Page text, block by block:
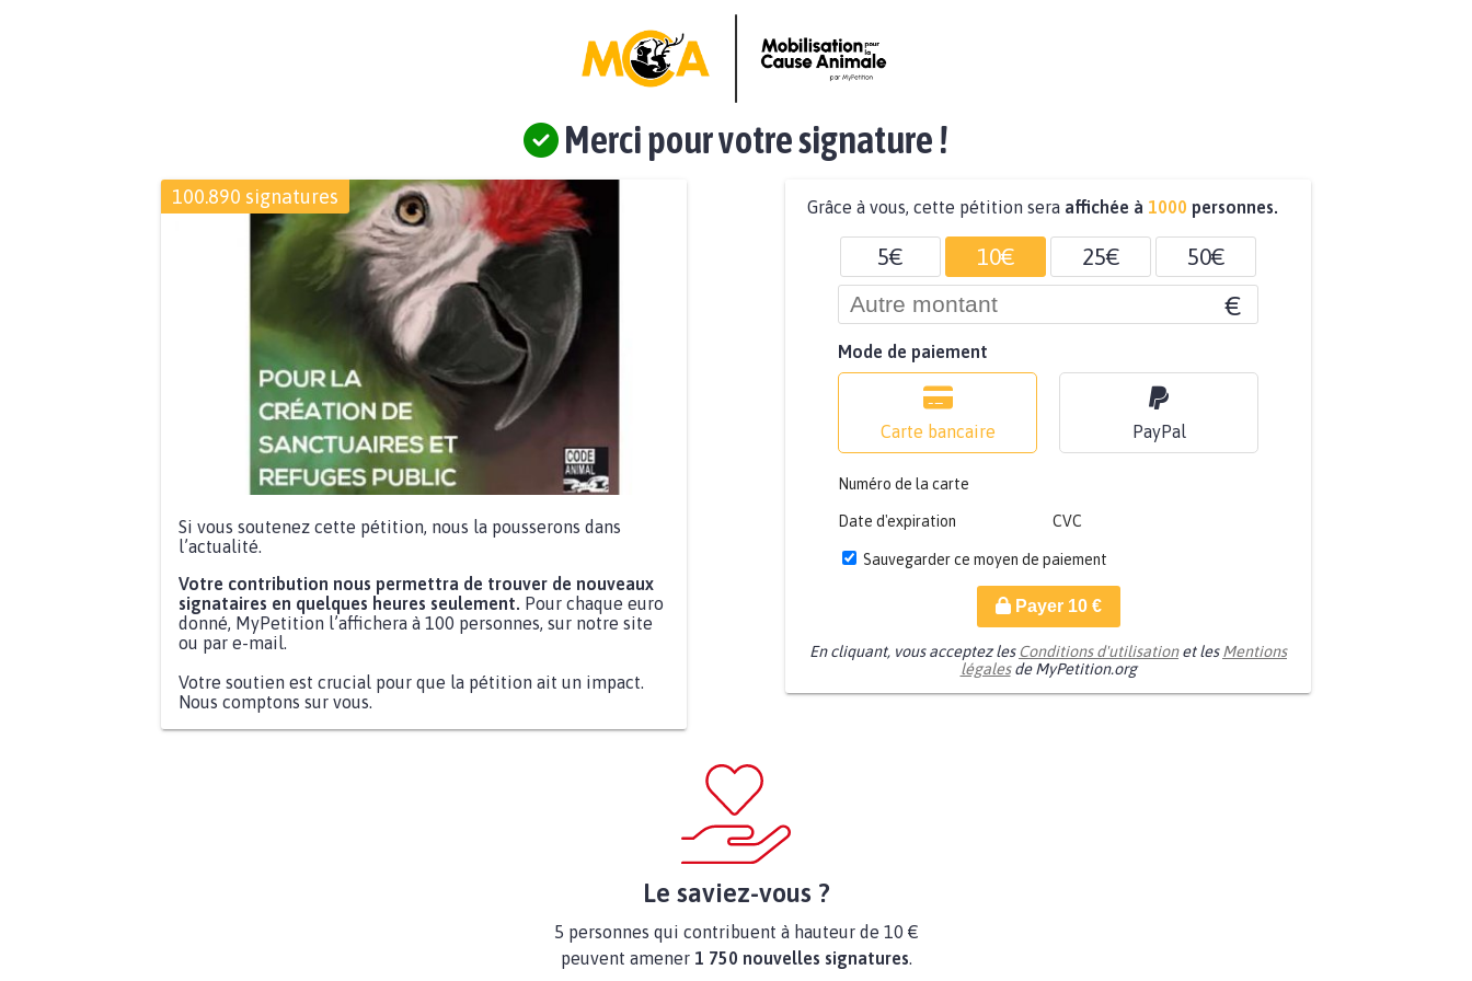
Merci pour votre signature !
100.890 signatures
Si vous soutenez cette pétition, nous la pousserons dans
l’actualité.
Votre contribution nous permettra de trouver de nouveaux
signataires en quelques heures seulement. Pour chaque euro
donné, MyPetition l’affichera à 100 personnes, sur notre site
ou par e-mail.
Votre soutien est crucial pour que la pétition ait un impact.
Nous comptons sur vous.
Grâce à vous, cette pétition sera affichée à 1000 personnes.
5€ 10€ 25€ 50€
€
Mode de paiement
Carte bancaire PayPal
Numéro de la carte
Date d'expiration CVC
Sauvegarder ce moyen de paiement
Payer 10€
En cliquant, vous acceptez les Conditions d'utilisationet lesMentions
légalesde MyPetition.org
Le saviez-vous ?
5 personnes qui contribuent à hauteur de 10 €
peuvent amener 1 750 nouvelles signatures.